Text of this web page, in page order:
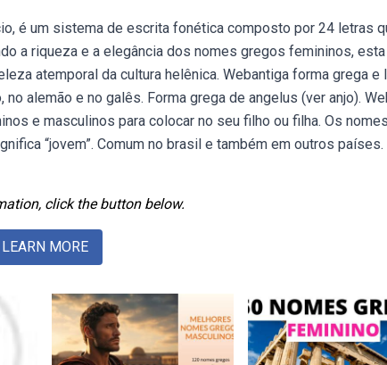
é um sistema de escrita fonética composto por 24 letras
a riqueza e a elegância dos nomes gregos femininos, esta
atemporal da cultura helênica. Webantiga forma grega e
alemão e no galês. Forma grega de angelus (ver anjo).
e masculinos para colocar no seu filho ou filha. Os nomes
“jovem”. Comum no brasil e também em outros países.
click the button below.
LEARN MORE